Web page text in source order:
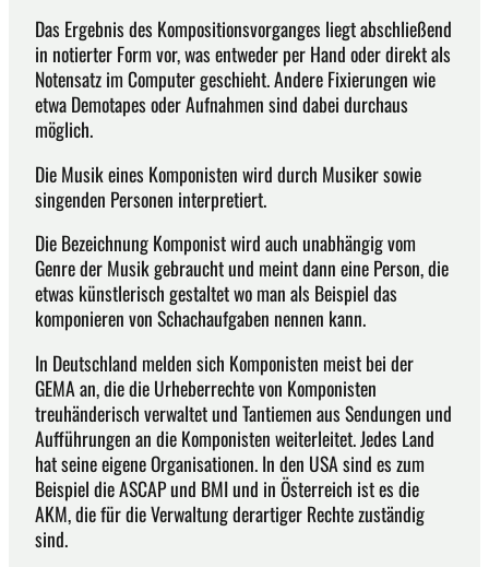
Das Ergebnis des Kompositionsvorganges liegt abschließend
in notierter Form vor, was entweder per Hand oder direkt als
Notensatz im Computer geschieht. Andere Fixierungen wie
etwa Demotapes oder Aufnahmen sind dabei durchaus
möglich.
Die Musik eines Komponisten wird durch Musiker sowie
singenden Personen interpretiert.
Die Bezeichnung Komponist wird auch unabhängig vom
Genre der Musik gebraucht und meint dann eine Person, die
etwas künstlerisch gestaltet wo man als Beispiel das
komponieren von Schachaufgaben nennen kann.
In Deutschland melden sich Komponisten meist bei der
GEMA an, die die Urheberrechte von Komponisten
treuhänderisch verwaltet und Tantiemen aus Sendungen und
Aufführungen an die Komponisten weiterleitet. Jedes Land
hat seine eigene Organisationen. In den USA sind es zum
Beispiel die ASCAP und BMI und in Österreich ist es die
AKM, die für die Verwaltung derartiger Rechte zuständig
sind.